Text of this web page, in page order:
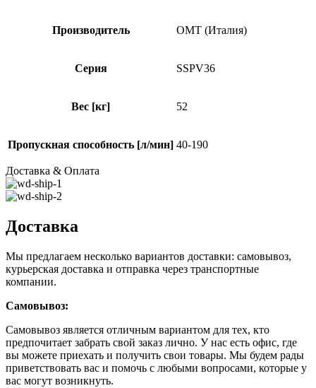
Производитель OMT (Италия)
Серия SSPV36
Вес [кг] 52
Пропускная способность [л/мин] 40-190
Доставка & Оплата
Доставка
Мы предлагаем несколько вариантов доставки: самовывоз,
курьерская доставка и отправка через транспортные
компании.
Самовывоз:
Самовывоз является отличным вариантом для тех, кто
предпочитает забрать свой заказ лично. У нас есть офис, где
вы можете приехать и получить свои товары. Мы будем рады
приветствовать вас и помочь с любыми вопросами, которые у
вас могут возникнуть.